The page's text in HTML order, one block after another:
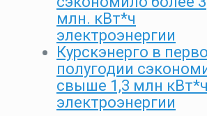
млн. кВт*ч
электроэнергии
Курскэнерго в
полугодии
свыше 1,3 млн кВт*ч
электроэнергии